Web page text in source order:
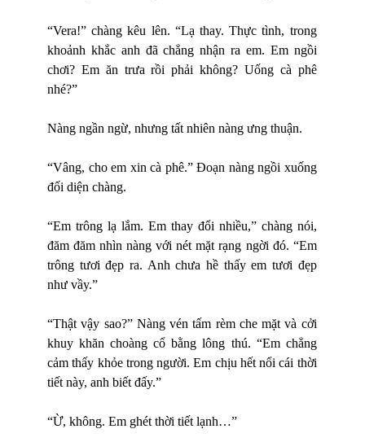
“Vera!” chàng kêu lên. “Lạ thay. Thực tình, trong
khoảnh khắc anh đã chẳng nhận ra em. Em ngồi
chơi? Em ăn trưa rồi phải không? Uống cà phê
nhé?”
Nàng ngần ngừ, nhưng tất nhiên nàng ưng thuận.
“Vâng, cho em xin cà phê.” Đoạn nàng ngồi xuống
đối diện chàng.
“Em trông lạ lắm. Em thay đổi nhiều,” chàng nói,
đăm đăm nhìn nàng với nét mặt rạng ngời đó. “Em
trông tươi đẹp ra. Anh chưa hề thấy em tươi đẹp
như vầy.”
“Thật vậy sao?” Nàng vén tấm rèm che mặt và cởi
khuy khăn choàng cổ bằng lông thú. “Em chẳng
cảm thấy khỏe trong người. Em chịu hết nổi cái thời
tiết này, anh biết đấy.”
“Ừ, không. Em ghét thời tiết lạnh…”